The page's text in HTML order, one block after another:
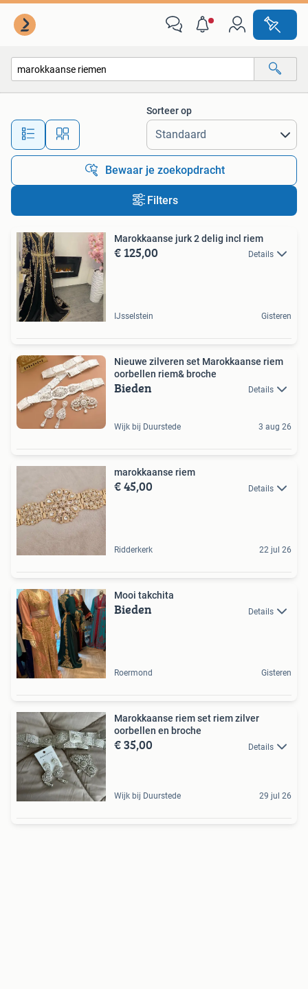
Alle afstanden…
Sorteer op
Bewaar je zoekopdracht
Filters
Marokkaanse jurk 2 delig incl riem
€ 125,00 Details
IJsselstein Gisteren
Nieuwe zilveren set Marokkaanse riem
oorbellen riem& broche
Bieden Details
Wijk bij Duurstede 3 aug 26
marokkaanse riem
€ 45,00 Details
Ridderkerk 22 jul 26
Mooi takchita
Bieden Details
Roermond Gisteren
Marokkaanse riem set riem zilver
oorbellen en broche
€ 35,00 Details
Wijk bij Duurstede 29 jul 26